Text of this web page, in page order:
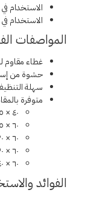
الاستخدام
الاستخدام
المواصفات
غطاء مقاوم
حشوة من
سهلة
متوفرة
٤٠ × ١٥ سم
٦٠ × ١٥ سم
٦٠ × ٢٠ سم
٦٠ × ٣٠ سم
٦٠ × ٤٠ سم
الفوائد